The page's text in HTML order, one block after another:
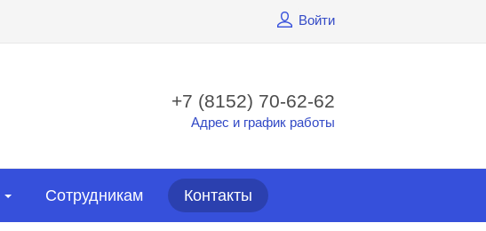
Войти
+7 (8152) 70-62-62
Адрес и график работы
Сотрудникам Контакты